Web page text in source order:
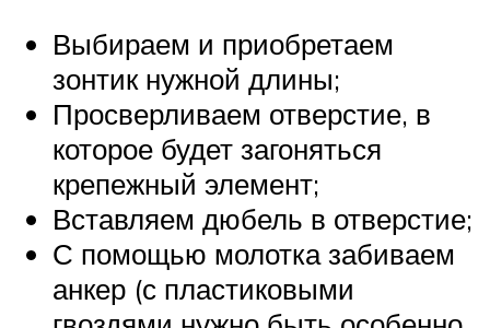
Выбираем и приобретаем
зонтик нужной длины;
Просверливаем отверстие, в
которое будет загоняться
крепежный элемент;
Вставляем дюбель в отверстие;
С помощью молотка забиваем
анкер (с пластиковыми